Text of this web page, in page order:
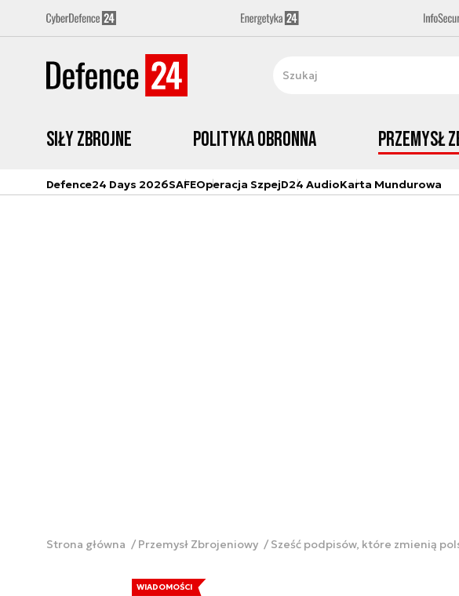
Siły zbrojne Polityka obronna Przemysł
Defence24 Days 2026SAFEOperacja SzpejD24 AudioKarta Mundurowa
Strona główna Przemysł Zbrojeniowy Sześć podpisów, które zmienią
WIADOMOŚCI